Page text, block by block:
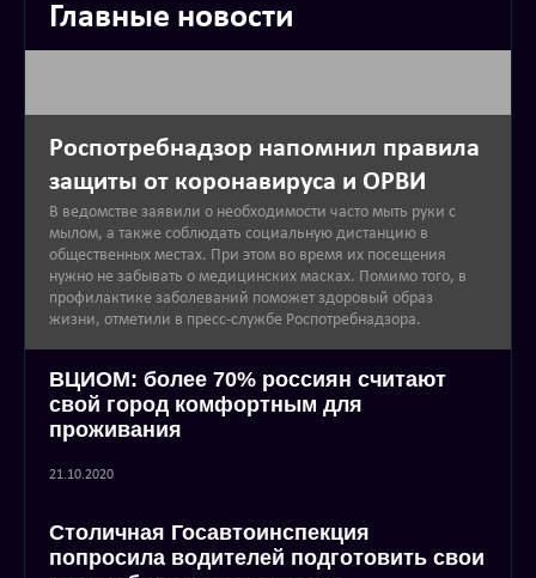
Главные новости
Роспотребнадзор напомнил правила
защиты от коронавируса и ОРВИ
В ведомстве заявили о необходимости часто мыть руки с
мылом, а также соблюдать социальную дистанцию в
общественных местах. При этом во время их посещения
нужно не забывать о медицинских масках. Помимо того, в
профилактике заболеваний поможет здоровый образ
жизни, отметили в пресс-службе Роспотребнадзора.
ВЦИОМ: более 70% россиян считают
свой город комфортным для
проживания
21.10.2020
Столичная Госавтоинспекция
попросила водителей подготовить свои